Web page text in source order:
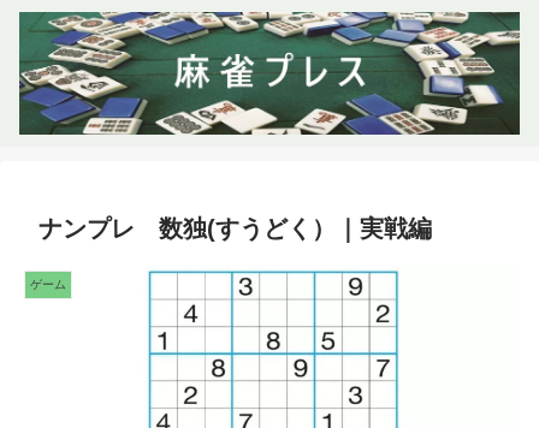
ナンプレ 数独(すうどく）｜実戦編
ゲーム